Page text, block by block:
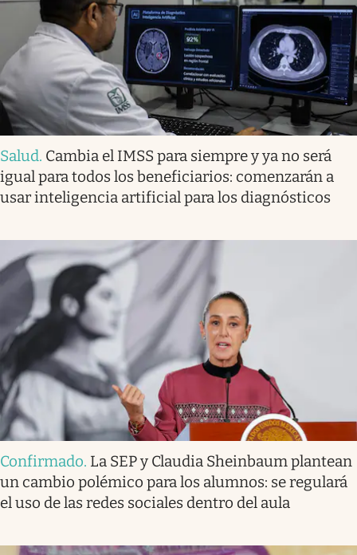
Salud. Cambia el IMSS para siempre y ya no será
igual para todos los beneficiarios: comenzarán a
usar inteligencia artificial para los diagnósticos
Confirmado. La SEP y Claudia Sheinbaum plantean
un cambio polémico para los alumnos: se regulará
el uso de las redes sociales dentro del aula